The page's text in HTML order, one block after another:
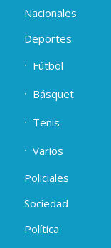
Nacionales
Deportes
Fútbol
Básquet
Tenis
Varios
Policiales
Sociedad
Política